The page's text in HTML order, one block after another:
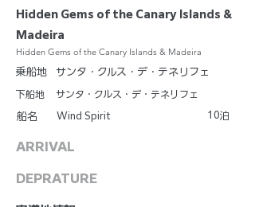
Hidden Gems of the Canary Islands &
Madeira
Hidden Gems of the Canary Islands & Madeira
乗船地
下船地
船名
サンタ・クルス・デ・テネリフェ
サンタ・クルス・デ・テネリフェ
Wind Spirit 10泊
ARRIVAL
DEPRATURE